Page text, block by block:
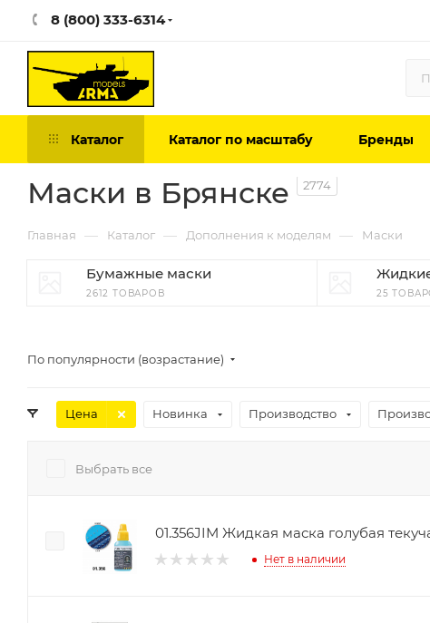
8 (800) 333-6314
Каталог Каталог по масштабу Бренды
Маски в Брянске 2774
Главная — Каталог — Дополнения к моделям — Маски
Бумажные маски
2612 ТОВАРОВ 25
По популярности (возрастание)
Цена Новинка Производство
Выбрать все
01.356JIM Жидкая маска голубая
Нет в наличии